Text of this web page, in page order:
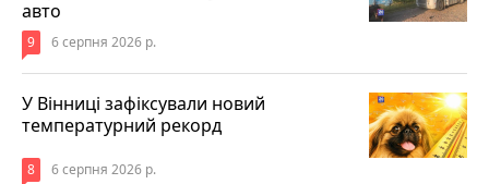
авто
9 6 серпня 2026 р.
У Вінниці зафіксували новий
температурний рекорд
8 6 серпня 2026 р.